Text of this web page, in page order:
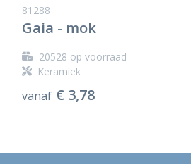
81288
Gaia - mok
20528 op voorraad
Keramiek
vanaf € 3,78